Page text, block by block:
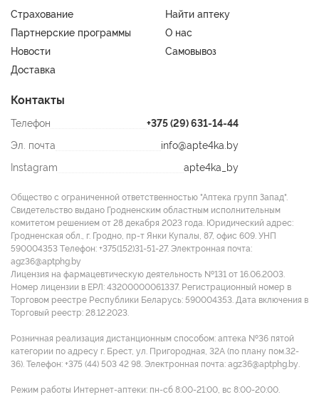
Страхование
Найти аптеку
Партнерские программы
О нас
Новости
Самовывоз
Доставка
Контакты
Телефон
+375 (29) 631-14-44
Эл. почта
info@apte4ka.by
Instagram
apte4ka_by
Общество с ограниченной ответственностью "Аптека групп Запад".
Свидетельство выдано Гродненским областным исполнительным
комитетом решением от 28 декабря 2023 года. Юридический адрес:
Гродненская обл., г. Гродно, пр-т Янки Купалы, 87, офис 609. УНП
590004353 Tелефон: +375(152)31-51-27. Электронная почта:
agz36@aptphg.by
Лицензия на фармацевтическую деятельность №131 от 16.06.2003.
Номер лицензии в ЕРЛ: 43200000061337. Регистрационный номер в
Торговом реестре Республики Беларусь: 590004353. Дата включения в
Торговый реестр: 28.12.2023.
Розничная реализация дистанционным способом: аптека №36 пятой
категории по адресу г. Брест, ул. Пригородная, 32А (по плану пом.32-
36). Телефон: +375 (44) 503 42 98. Электронная почта: agz36@aptphg.by.
Режим работы Интернет-аптеки: пн-сб 8:00-21:00, вс 8:00-20:00.